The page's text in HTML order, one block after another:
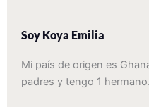
Soy Koya Emilia
Mi país de origen es
padres y tengo 1 hermano.